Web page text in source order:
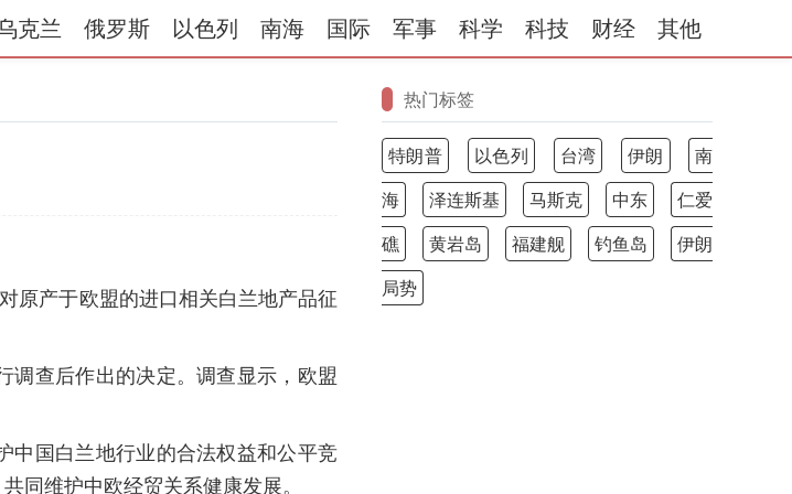
克兰 俄罗斯 以色列 南海 国际 军事 科学 科技 财经 其他
原产于欧盟的进口相关白兰地产品征
调查后作出的决定。调查显示，欧盟
中国白兰地行业的合法权益和公平竞
同维护中欧经贸关系健康发展。
热门标签
特朗普 以色列 台湾 伊朗
南
海
泽连斯基 马斯克 中东
仁爱
礁
黄岩岛 福建舰 钓鱼岛
伊朗
局势